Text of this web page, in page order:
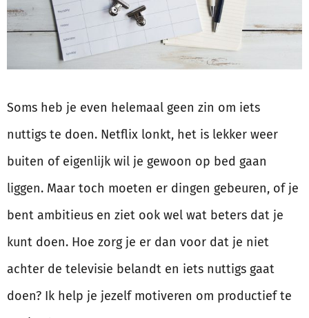
Soms heb je even helemaal geen zin om iets
nuttigs te doen. Netflix lonkt, het is lekker weer
buiten of eigenlijk wil je gewoon op bed gaan
liggen. Maar toch moeten er dingen gebeuren, of je
bent ambitieus en ziet ook wel wat beters dat je
kunt doen. Hoe zorg je er dan voor dat je niet
achter de televisie belandt en iets nuttigs gaat
doen? Ik help je jezelf motiveren om productief te